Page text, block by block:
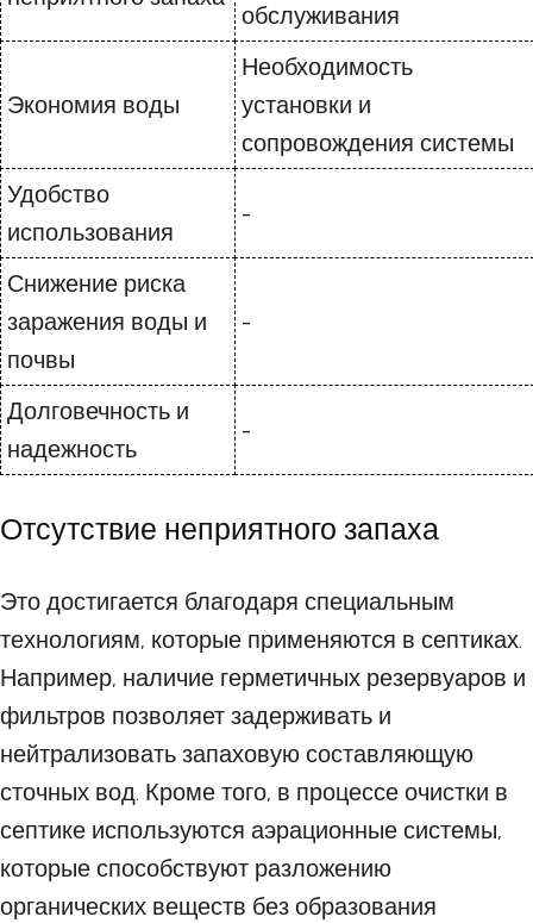
обслуживания
Экономия воды
Необходимость
установки и
сопровождения системы
Удобство
использования
-
Снижение риска
заражения воды и
почвы
-
Долговечность и
надежность
-
Отсутствие неприятного запаха
Это достигается благодаря специальным
технологиям, которые применяются в септиках.
Например, наличие герметичных резервуаров и
фильтров позволяет задерживать и
нейтрализовать запаховую составляющую
сточных вод. Кроме того, в процессе очистки в
септике используются аэрационные системы,
которые способствуют разложению
органических веществ без образования